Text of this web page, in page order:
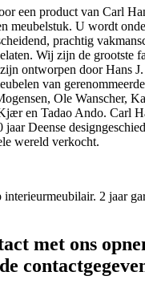
een product van Carl
meubelstuk. U wordt
prachtig
Wij zijn de grootste
ontworpen door Hans
van
Ole Wanscher,
en Tadao Ando. Carl
jaar Deense
wereld verkocht.
interieurmeubilair. 2 jaar
met ons